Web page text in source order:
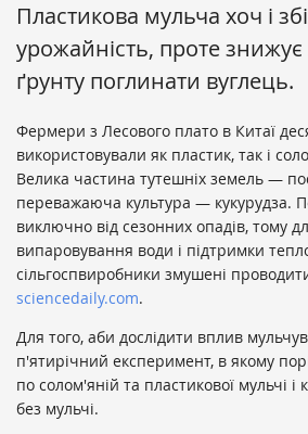
Пластикова мульча хоч і
урожайність, проте знижує
ґрунту поглинати вуглець.
Фермери з Лесового плато в Китаї
використовували як пластик, так і
Велика частина тутешніх земель —
переважаюча культура — кукурудза.
виключно від сезонних опадів, тому
випаровування води і підтримки
сільгоспвиробники змушені
sciencedaily.com.
Для того, аби дослідити вплив
п'ятирічний експеримент, в якому
по солом'яній та пластикової мульчі
без мульчі.